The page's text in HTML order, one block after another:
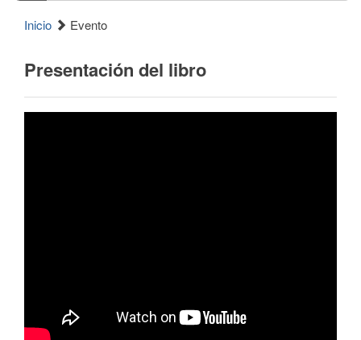
Inicio Evento
Presentación del libro